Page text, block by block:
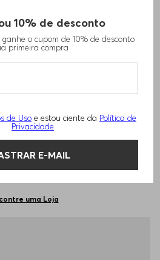
10% de desconto
o cupom de 10% de desconto
primeira compra
de Uso e estou ciente da Política de
Privacidade
E-MAIL
FIT EM ALGODÃO E
Informações do Tamanho
Tabela de Tamanhos
AO CARRINHO
uma Loja